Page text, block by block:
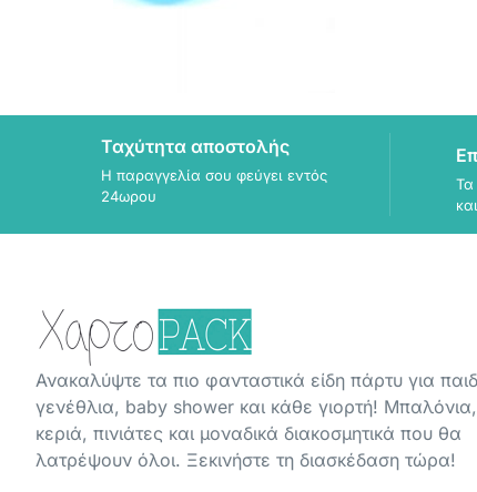
Ταχύτητα αποστολής
Η παραγγελία σου φεύγει εντός
24ωρου
Τα
Ανακαλύψτε τα πιο φανταστικά είδη πάρτυ για
γενέθλια, baby shower και κάθε γιορτή! Μπαλόνια,
κεριά, πινιάτες και μοναδικά διακοσμητικά που θα
λατρέψουν όλοι. Ξεκινήστε τη διασκέδαση τώρα!